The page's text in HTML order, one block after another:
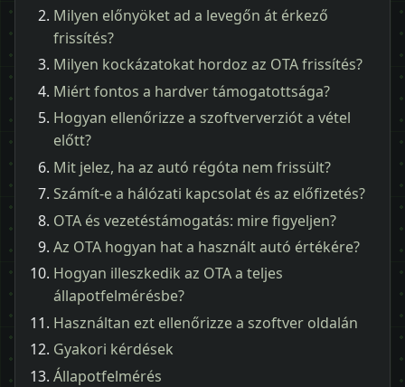
Milyen előnyöket ad a levegőn át érkező
frissítés?
Milyen kockázatokat hordoz az OTA frissítés?
Miért fontos a hardver támogatottsága?
Hogyan ellenőrizze a szoftververziót a vétel
előtt?
Mit jelez, ha az autó régóta nem frissült?
Számít-e a hálózati kapcsolat és az előfizetés?
OTA és vezetéstámogatás: mire figyeljen?
Az OTA hogyan hat a használt autó értékére?
Hogyan illeszkedik az OTA a teljes
állapotfelmérésbe?
Használtan ezt ellenőrizze a szoftver oldalán
Gyakori kérdések
Állapotfelmérés